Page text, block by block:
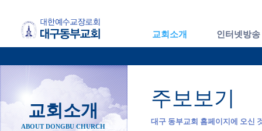
교회소개 인터넷방송
교회소개
ABOUT DONGBU CHURCH
주보보기
대구 동부교회 홈페이지에 오신